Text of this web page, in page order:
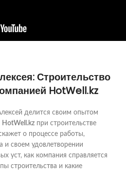
Строительство
HotWell.kz
делится своим опытом
HotWell.kz при строительстве
о процессе работы,
и своем удовлетворении
уст, как компания справляется
строительства и какие